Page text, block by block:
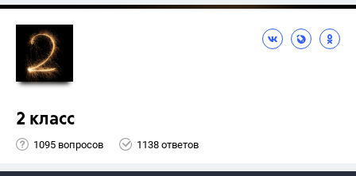
2 класс
1095 вопросов 1138 ответов